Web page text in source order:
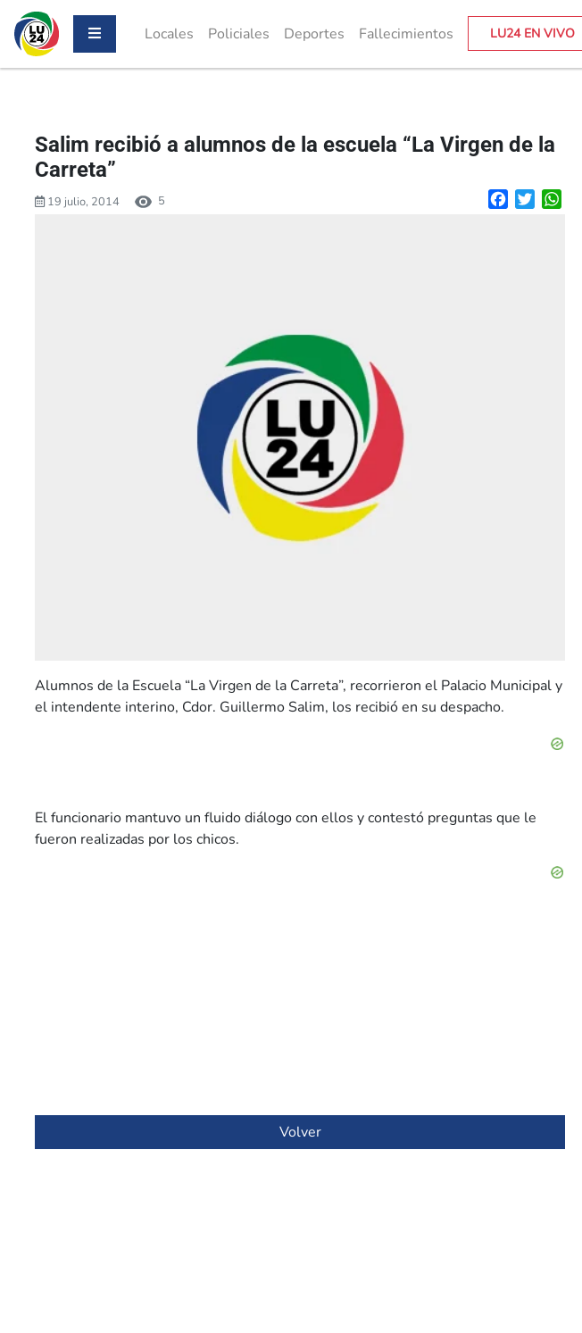
Locales Policiales Deportes Fallecimientos LU24 EN VIVO
Salim recibió a alumnos de la escuela “La Virgen de la
Carreta”
19 julio, 2014 5 FacebookTwitter
Alumnos de la Escuela “La Virgen de la Carreta”, recorrieron el Palacio Municipal y
el intendente interino, Cdor. Guillermo Salim, los recibió en su despacho.
El funcionario mantuvo un fluido diálogo con ellos y contestó preguntas que le
fueron realizadas por los chicos.
Volver